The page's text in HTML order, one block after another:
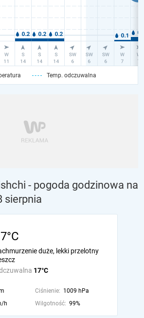
Temp. odczuwalna
- pogoda godzinowa na
sierpnia
17°C
duże, lekki przelotny
Ciśnienie: 1009 hPa
h Wilgotność: 99%